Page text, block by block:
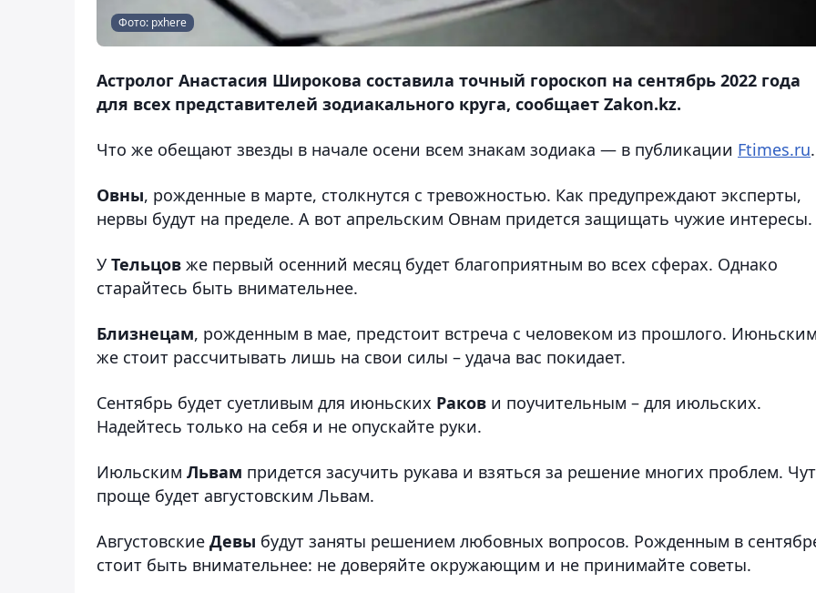
Фото: pxhere
Астролог Анастасия Широкова составила точный гороскоп на сентябрь 2022 года
для всех представителей зодиакального круга, сообщает Zakon.kz.
Что же обещают звезды в начале осени всем знакам зодиака — в публикации Ftimes.ru.
Овны, рожденные в марте, столкнутся с тревожностью. Как предупреждают эксперты,
нервы будут на пределе. А вот апрельским Овнам придется защищать чужие интересы.
У Тельцов же первый осенний месяц будет благоприятным во всех сферах. Однако
старайтесь быть внимательнее.
Близнецам, рожденным в мае, предстоит встреча с человеком из прошлого.
же стоит рассчитывать лишь на свои силы – удача вас покидает.
Сентябрь будет суетливым для июньских Раков и поучительным – для июльских.
Надейтесь только на себя и не опускайте руки.
Июльским Львам придется засучить рукава и взяться за решение многих проблем.
проще будет августовским Львам.
Августовские Девы будут заняты решением любовных вопросов. Рожденным в
стоит быть внимательнее: не доверяйте окружающим и не принимайте советы.